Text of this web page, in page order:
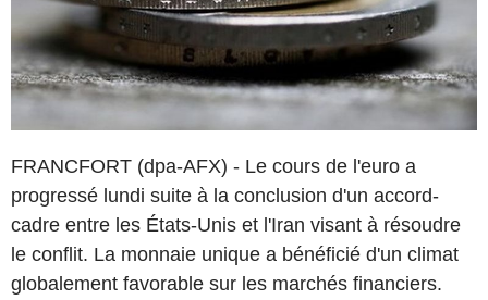
FRANCFORT (dpa-AFX) - Le cours de l'euro a
progressé lundi suite à la conclusion d'un accord-
cadre entre les États-Unis et l'Iran visant à résoudre
le conflit. La monnaie unique a bénéficié d'un climat
globalement favorable sur les marchés financiers.